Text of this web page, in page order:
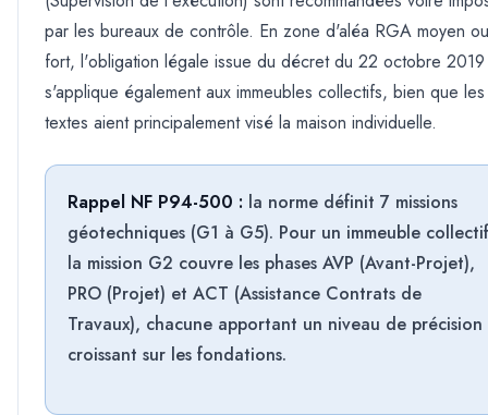
par les bureaux de contrôle. En zone d'aléa RGA moyen ou
fort, l'obligation légale issue du décret du 22 octobre 2019
s'applique également aux immeubles collectifs, bien que les
textes aient principalement visé la maison individuelle.
Rappel NF P94-500 : la norme définit 7 missions
géotechniques (G1 à G5). Pour un immeuble
la mission G2 couvre les phases AVP (Avant-Projet),
PRO (Projet) et ACT (Assistance Contrats de
Travaux), chacune apportant un niveau de précision
croissant sur les fondations.